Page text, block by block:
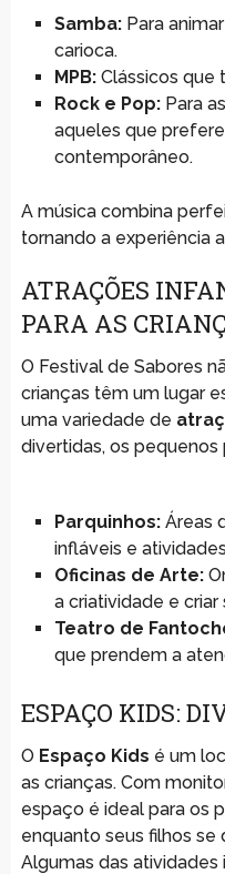
Samba:Para
carioca.
MPB:Clássicos que
Rock e Pop:Para
aqueles que
contemporâneo.
A música combina
tornando a experiência
ATRAÇÕES
PARA AS
O Festival de Sabores
crianças têm um lugar
uma variedade de
divertidas, os
Parquinhos:Áreas
infláveis e
Oficinas de Arte:
a criatividade e criar
Teatro de
que prendem a
ESPAÇO KIDS:
O Espaço Kids é um
as crianças. Com
espaço é ideal para os
enquanto seus filhos
Algumas das atividades